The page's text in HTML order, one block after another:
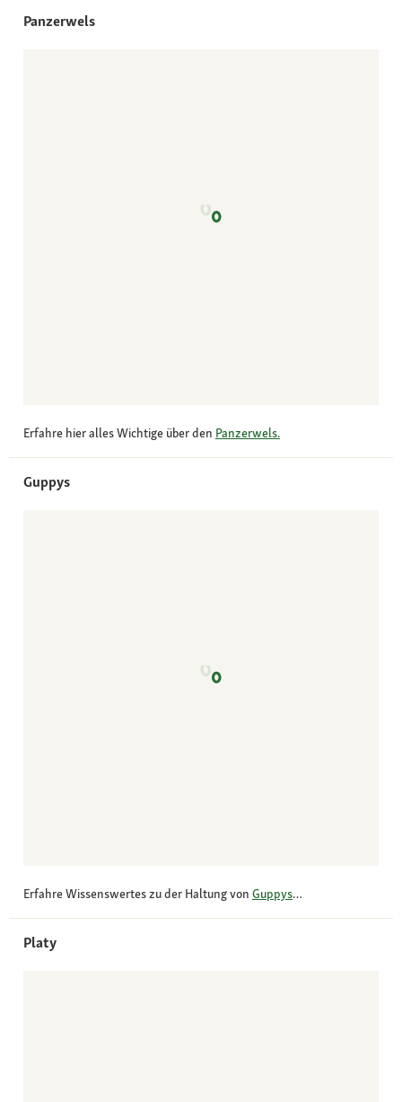
Panzerwels
Erfahre hier alles Wichtige über den Panzerwels.
Guppys
Erfahre Wissenswertes zu der Haltung von Guppys…
Platy